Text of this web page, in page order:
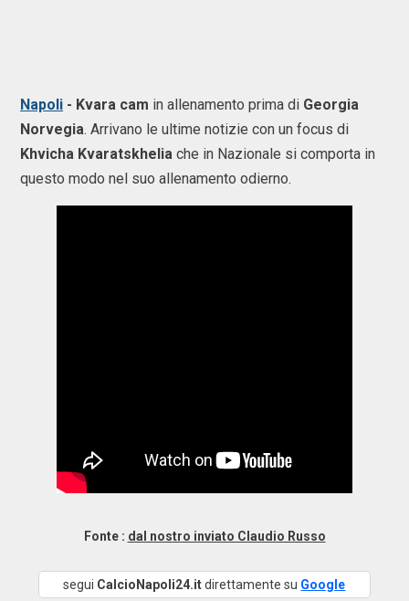
Napoli - Kvara cam in allenamento prima di Georgia
Norvegia. Arrivano le ultime notizie con un focus di
Khvicha Kvaratskhelia che in Nazionale si comporta in
questo modo nel suo allenamento odierno.
Fonte : dal nostro inviato Claudio Russo
segui CalcioNapoli24.itdirettamente su Google